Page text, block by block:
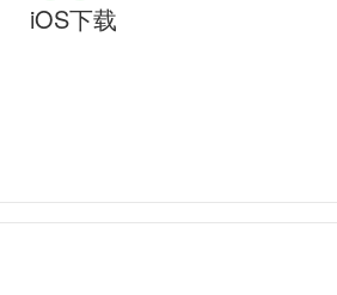
iOS下载